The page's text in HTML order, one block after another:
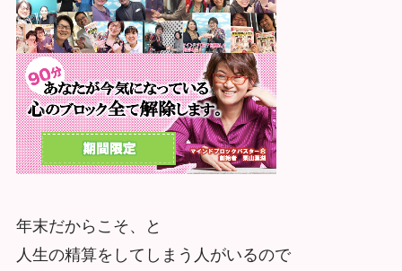
年末だからこそ、と
人生の精算をしてしまう人がいるので